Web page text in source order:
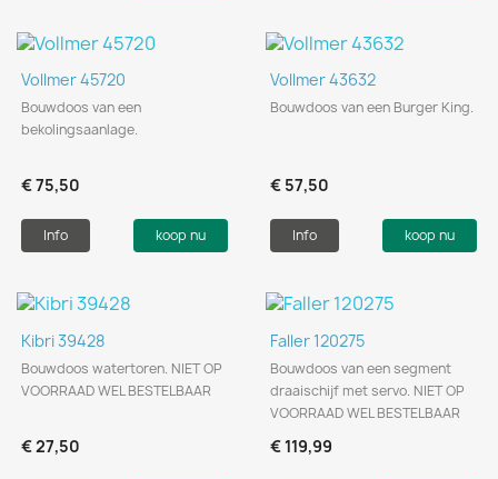
Vollmer 45720
Bouwdoos van een
bekolingsaanlage.
€ 75,50
Info koop nu
Vollmer 43632
Bouwdoos van een Burger King.
€ 57,50
Info koop nu
Kibri 39428
Bouwdoos watertoren. NIET OP
VOORRAAD WEL BESTELBAAR
€ 27,50
Faller 120275
Bouwdoos van een segment
draaischijf met servo. NIET OP
VOORRAAD WEL BESTELBAAR
€ 119,99